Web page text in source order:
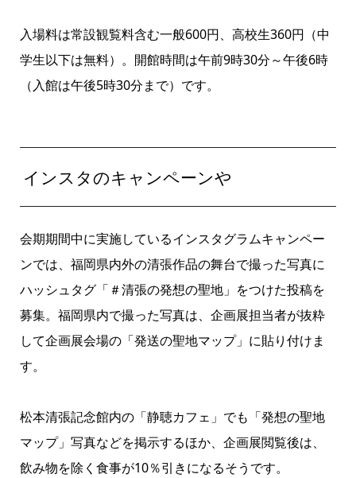
入場料は常設観覧料含む一般600円、高校生360円（中
学生以下は無料）。開館時間は午前9時30分～午後6時
（入館は午後5時30分まで）です。
インスタのキャンペーンや
会期期間中に実施しているインスタグラムキャンペー
ンでは、福岡県内外の清張作品の舞台で撮った写真に
ハッシュタグ「＃清張の発想の聖地」をつけた投稿を
募集。福岡県内で撮った写真は、企画展担当者が抜粋
して企画展会場の「発送の聖地マップ」に貼り付けま
す。
松本清張記念館内の「静聴カフェ」でも「発想の聖地
マップ」写真などを掲示するほか、企画展閲覧後は、
飲み物を除く食事が10％引きになるそうです。